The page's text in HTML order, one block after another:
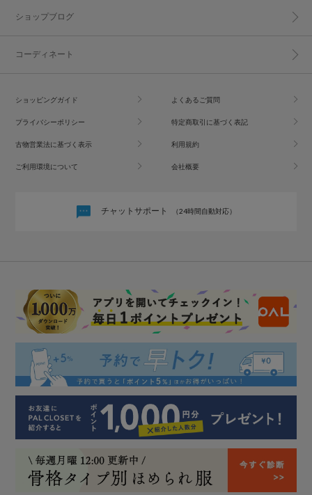
ショップブログ
コーディネート
ショッピングガイド よくあるご質問
プライバシーポリシー 特定商取引に基づく表記
古物営業法に基づく表示 利用規約
ご利用環境について 会社概要
チャットサポート （24時間自動対応）